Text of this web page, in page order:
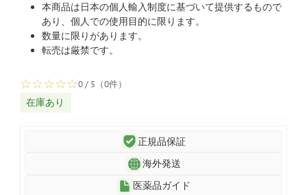
本商品は日本の個人輸入制度に基づいて提供するもので
あり、個人での使用目的に限ります。
数量に限りがあります。
転売は厳禁です。
☆☆☆☆☆0 / 5（0件）
在庫あり
正規品保証
海外発送
医薬品ガイド